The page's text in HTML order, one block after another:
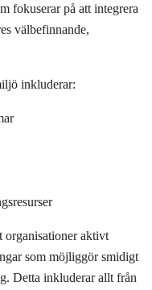
fokuserar på att integrera
välbefinnande,
inkluderar:
organisationer aktivt
som möjliggör smidigt
Detta inkluderar allt från